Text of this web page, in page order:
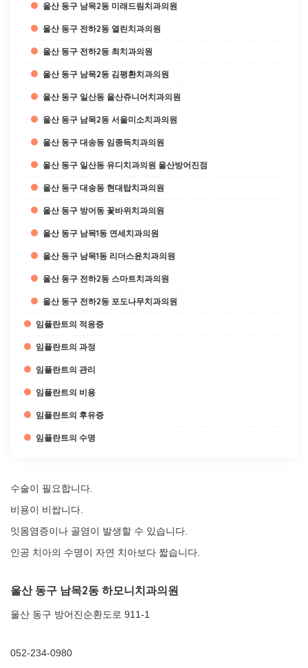
울산 동구 남목2동 미래드림치과의원
울산 동구 전하2동 열린치과의원
울산 동구 전하2동 최치과의원
울산 동구 남목2동 김평환치과의원
울산 동구 일산동 울산쥬니어치과의원
울산 동구 남목2동 서울미소치과의원
울산 동구 대송동 임종득치과의원
울산 동구 일산동 유디치과의원 울산방어진점
울산 동구 대송동 현대탑치과의원
울산 동구 방어동 꽃바위치과의원
울산 동구 남목1동 연세치과의원
울산 동구 남목1동 리더스윤치과의원
울산 동구 전하2동 스마트치과의원
울산 동구 전하2동 포도나무치과의원
임플란트의 적응증
임플란트의 과정
임플란트의 관리
임플란트의 비용
임플란트의 후유증
임플란트의 수명
수술이 필요합니다.
비용이 비쌉니다.
잇몸염증이나 골염이 발생할 수 있습니다.
인공 치아의 수명이 자연 치아보다 짧습니다.
울산 동구 남목2동 하모니치과의원
울산 동구 방어진순환도로 911-1
052-234-0980